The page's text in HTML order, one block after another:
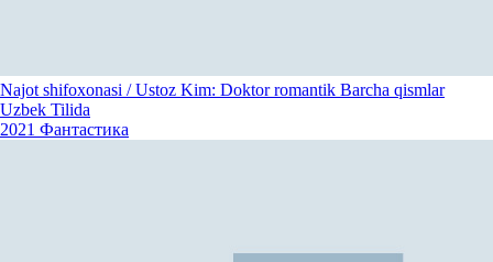
Najot shifoxonasi / Ustoz Kim: Doktor romantik Barcha qismlar
Uzbek Tilida
2021 Фантастика